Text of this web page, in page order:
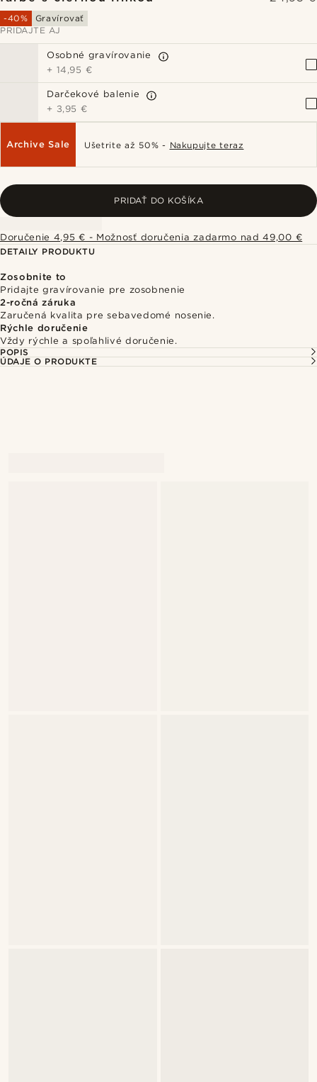
-40%
Gravírovať
PRIDAJTE AJ
Osobné gravírovanie
+ 14,95 €
Darčekové balenie
+ 3,95 €
Archive Sale Ušetrite až 50% - Nakupujte teraz
PRIDAŤ DO KOŠÍKA
Doručenie 4,95 € - Možnosť doručenia zadarmo nad 49,00 €
DETAILY PRODUKTU
Zosobnite to
Pridajte gravírovanie pre zosobnenie
2-ročná záruka
Zaručená kvalita pre sebavedomé nosenie.
Rýchle doručenie
Vždy rýchle a spoľahlivé doručenie.
POPIS
ÚDAJE O PRODUKTE